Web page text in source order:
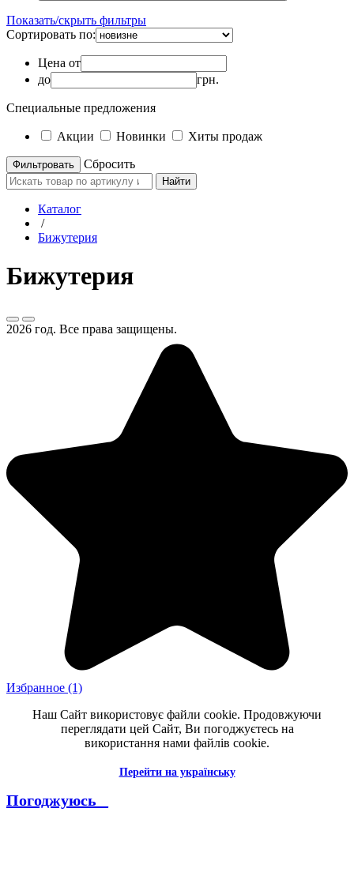
Показать/скрыть фильтры
Сортировать по:
Цена от
до
грн.
Специальные предложения
Акции Новинки Хиты продаж
Cбросить
Найти
Каталог
/
Бижутерия
Бижутерия
2026 год. Все права защищены.
Избранное (1)
Наш Сайт використовує файли cookie. Продовжуючи
переглядати цей Сайт, Ви погоджуєтесь на
використання нами файлів cookie.
Перейти на українську
Погоджуюсь _